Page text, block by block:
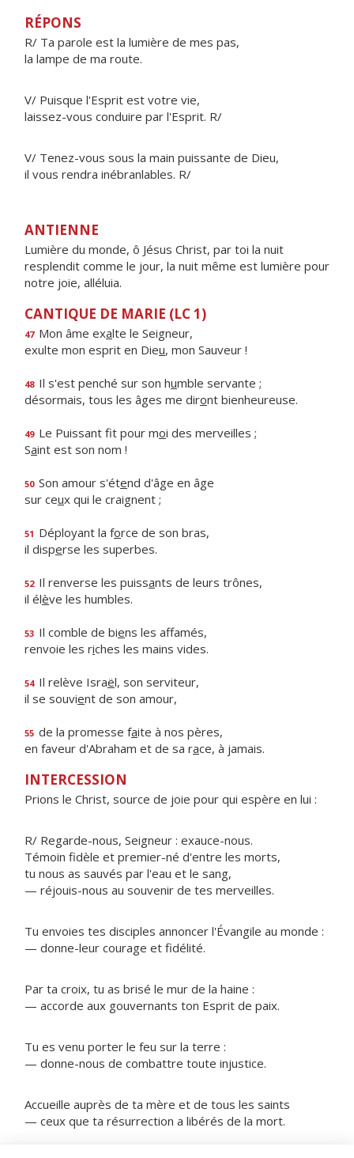
RÉPONS
R/ Ta parole est la lumière de mes pas,
la lampe de ma route.
V/ Puisque l'Esprit est votre vie,
laissez-vous conduire par l'Esprit. R/
V/ Tenez-vous sous la main puissante de Dieu,
il vous rendra inébranlables. R/
ANTIENNE
Lumière du monde, ô Jésus Christ, par toi la nuit
resplendit comme le jour, la nuit même est lumière pour
notre joie, alléluia.
CANTIQUE DE MARIE (LC 1)
47 Mon âme exalte le Seigneur,
exulte mon esprit en Dieu, mon Sauveur !
48 Il s'est penché sur son humble servante ;
désormais, tous les âges me diront bienheureuse.
49 Le Puissant fit pour moi des merveilles ;
Saint est son nom !
50 Son amour s'étend d'âge en âge
sur ceux qui le craignent ;
51 Déployant la force de son bras,
il disperse les superbes.
52 Il renverse les puissants de leurs trônes,
il élève les humbles.
53 Il comble de biens les affamés,
renvoie les riches les mains vides.
54 Il relève Israël, son serviteur,
il se souvient de son amour,
55 de la promesse faite à nos pères,
en faveur d'Abraham et de sa race, à jamais.
INTERCESSION
Prions le Christ, source de joie pour qui espère en lui :
R/ Regarde-nous, Seigneur : exauce-nous.
Témoin fidèle et premier-né d'entre les morts,
tu nous as sauvés par l'eau et le sang,
— réjouis-nous au souvenir de tes merveilles.
Tu envoies tes disciples annoncer l'Évangile au monde :
— donne-leur courage et fidélité.
Par ta croix, tu as brisé le mur de la haine :
— accorde aux gouvernants ton Esprit de paix.
Tu es venu porter le feu sur la terre :
— donne-nous de combattre toute injustice.
Accueille auprès de ta mère et de tous les saints
— ceux que ta résurrection a libérés de la mort.